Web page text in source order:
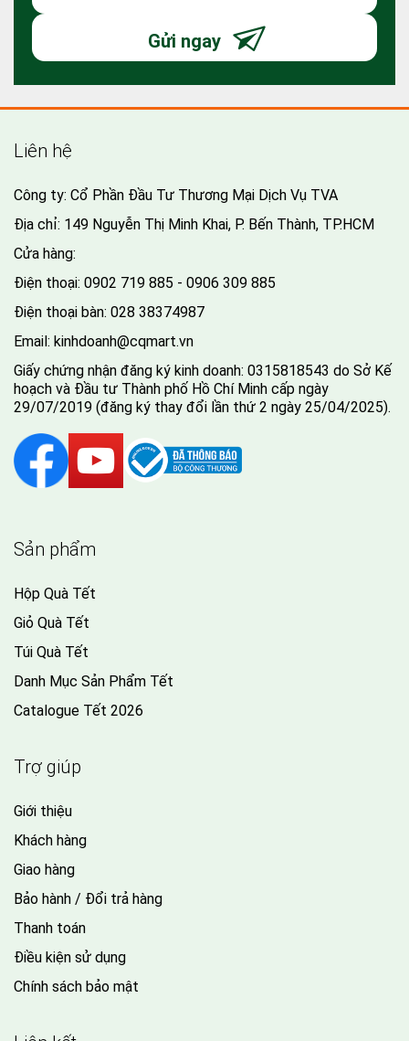
Gửi ngay
Liên hệ
Công ty: Cổ Phần Đầu Tư Thương Mại Dịch Vụ TVA
Địa chỉ: 149 Nguyễn Thị Minh Khai, P. Bến Thành, TP.HCM
Cửa hàng:
Điện thoại: 0902 719 885 - 0906 309 885
Điện thoại bàn: 028 38374987
Email: kinhdoanh@cqmart.vn
Giấy chứng nhận đăng ký kinh doanh: 0315818543 do Sở Kế
hoạch và Đầu tư Thành phố Hồ Chí Minh cấp ngày
29/07/2019 (đăng ký thay đổi lần thứ 2 ngày 25/04/2025).
Sản phẩm
Hộp Quà Tết
Giỏ Quà Tết
Túi Quà Tết
Danh Mục Sản Phẩm Tết
Catalogue Tết 2026
Trợ giúp
Giới thiệu
Khách hàng
Giao hàng
Bảo hành / Đổi trả hàng
Thanh toán
Điều kiện sử dụng
Chính sách bảo mật